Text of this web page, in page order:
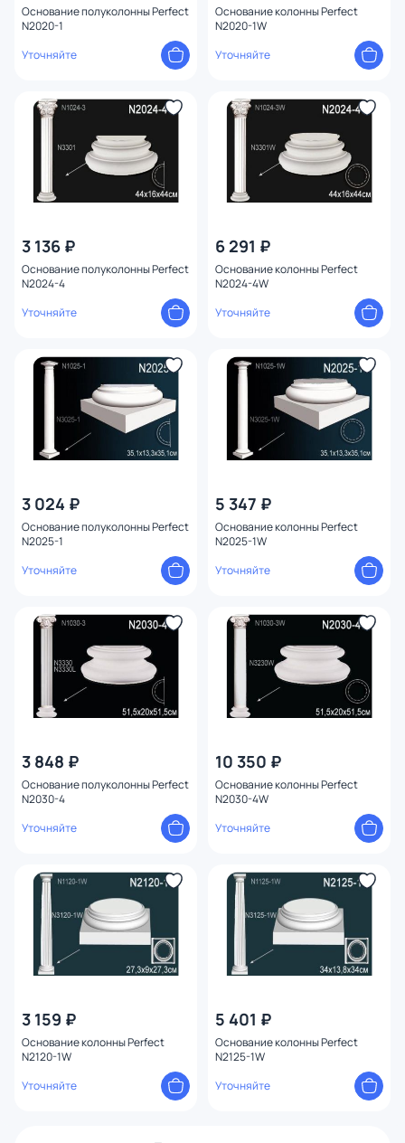
Основание полуколонны Perfect
N2020-1
Уточняйте
Основание колонны Perfect
N2020-1W
Уточняйте
3 136 ₽
Основание полуколонны Perfect
N2024-4
Уточняйте
6 291 ₽
Основание колонны Perfect
N2024-4W
Уточняйте
3 024 ₽
Основание полуколонны Perfect
N2025-1
Уточняйте
5 347 ₽
Основание колонны Perfect
N2025-1W
Уточняйте
3 848 ₽
Основание полуколонны Perfect
N2030-4
Уточняйте
10 350 ₽
Основание колонны Perfect
N2030-4W
Уточняйте
3 159 ₽
Основание колонны Perfect
N2120-1W
Уточняйте
5 401 ₽
Основание колонны Perfect
N2125-1W
Уточняйте